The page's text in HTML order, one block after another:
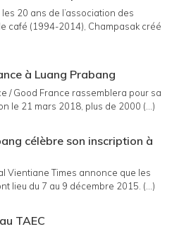
20 ans de l’association des
café (1994-2014), Champasak créé
à Luang Prabang
/ Good France rassemblera pour sa
le 21 mars 2018, plus de 2000 (...)
célèbre son inscription à
Vientiane Times annonce que les
lieu du 7 au 9 décembre 2015. (...)
TAEC